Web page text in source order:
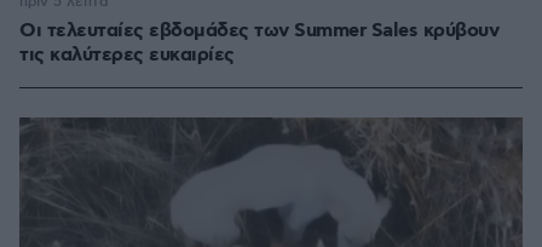
Οι τελευταίες εβδομάδες των Summer Sales κρύβουν
τις καλύτερες ευκαιρίες